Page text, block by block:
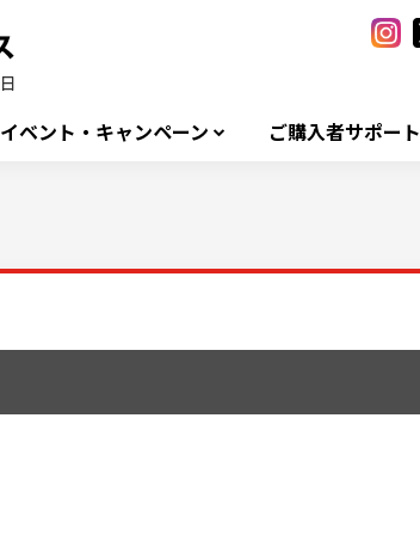
イベント・キャンペーン ご購入者サポート